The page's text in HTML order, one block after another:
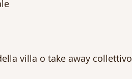
villa o take away collettivo